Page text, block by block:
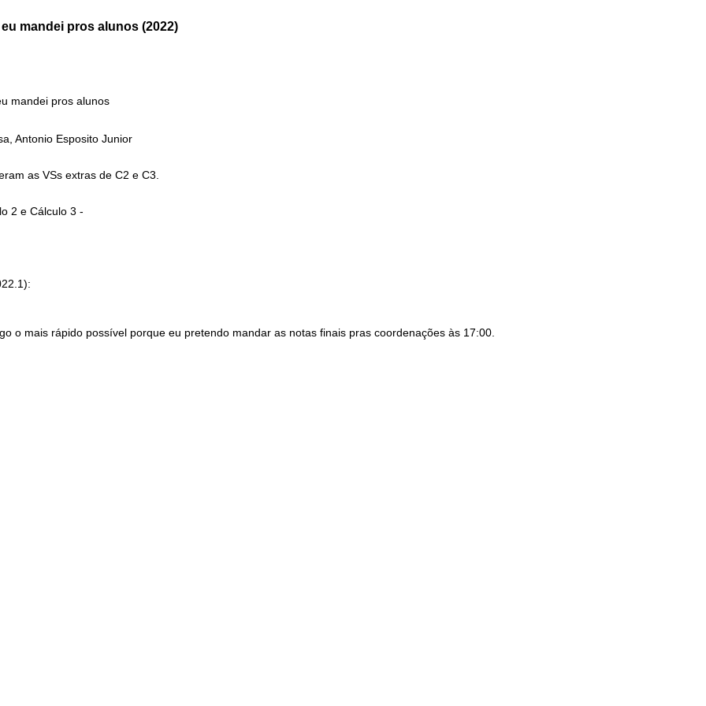
mandei pros alunos (2022)
mandei pros alunos
Antonio Esposito Junior
as VSs extras de C2 e C3.
2 e Cálculo 3 -
o mais rápido possível porque eu pretendo mandar as notas finais pras coordenações às 17:00.